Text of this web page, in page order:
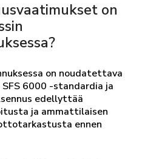
on
on noudatettava
6000 -standardia ja
edellyttää
ja ammattilaisen
ennen